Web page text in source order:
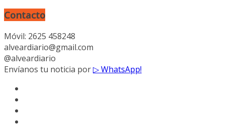
Contacto
Móvil: 2625 458248
alveardiario@gmail.com
@alveardiario
Envíanos tu noticia por▷ WhatsApp!